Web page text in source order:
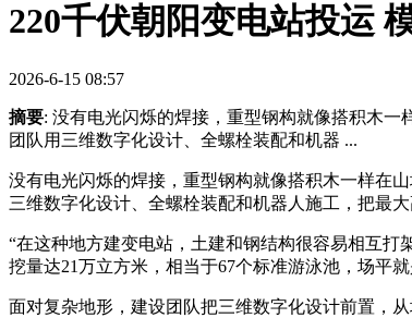
220千伏朝阳变电站投运
2026-6-15 08:57
摘要: 没有电光闪烁的焊接，重型钢构就像搭积木
团队用三维数字化设计、全螺栓装配和机器 ...
没有电光闪烁的焊接，重型钢构就像搭积木一样在
三维数字化设计、全螺栓装配和机器人施工，把最
“在这种地方建变电站，土建和钢结构很容易相互
挖量达21万立方米，相当于67个标准游泳池，场平就
面对复杂地形，建设团队把三维数字化设计前置，